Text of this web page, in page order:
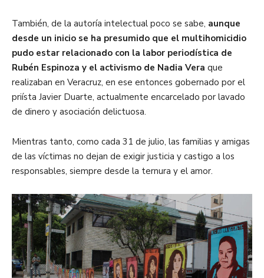
También, de la autoría intelectual poco se sabe, aunque
desde un inicio se ha presumido que el multihomicidio
pudo estar relacionado con la labor periodística de
Rubén Espinoza y el activismo de Nadia Vera que
realizaban en Veracruz, en ese entonces gobernado por el
priísta Javier Duarte, actualmente encarcelado por lavado
de dinero y asociación delictuosa.
Mientras tanto, como cada 31 de julio, las familias y amigas
de las víctimas no dejan de exigir justicia y castigo a los
responsables, siempre desde la ternura y el amor.